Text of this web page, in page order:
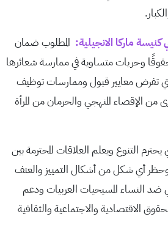
ماركا الانجيلية: المطلوب ضمان
حقوقًا وحريات متساوية في ممارسة شعائرها
تفرض معايير قبول وممارسات توظيف
من الإقصاء المنهجي والحرمان من المرأة
التنوع ويعلم العلاقات المحترمة بين
وحظر أي شكل من أشكال التمييز والعنف
ضد النساء المسيحيات العربيات ودعم
الاقتصادية والاجتماعية والثقافية